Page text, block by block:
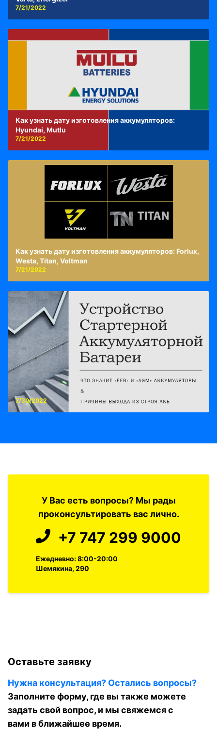
7/21/2022
Как узнать дату изготовления аккумуляторов:
Hyundai, Mutlu
7/21/2022
Как узнать дату изготовления аккумуляторов: Forlux,
Westa, Titan, Voltman
7/21/2022
7/30/2022
У Вас есть вопросы? Мы рады
проконсультировать вас лично.
+7 747 299 9000
Ежедневно: 8:00-20:00
Шемякина, 290
Оставьте заявку
Нужна консультация? Остались вопросы?
Заполните форму, где вы также можете
задать свой вопрос, и мы свяжемся с
вами в ближайшее время.